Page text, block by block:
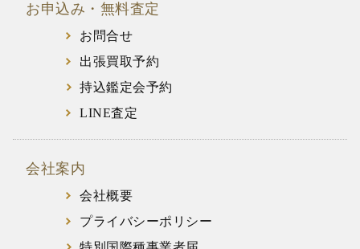
お申込み・無料査定
お問合せ
出張買取予約
持込鑑定会予約
LINE査定
会社案内
会社概要
プライバシーポリシー